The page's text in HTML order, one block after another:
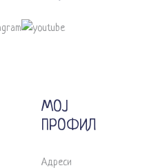
МОЈ
ПРОФИЛ
Адреси